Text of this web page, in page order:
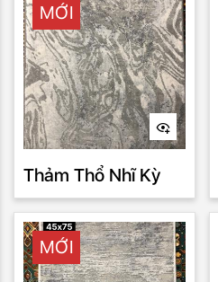
MỚI
Thảm Thổ Nhĩ Kỳ
MỚI